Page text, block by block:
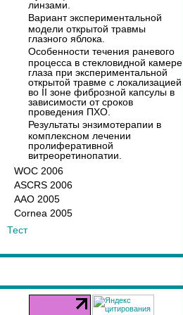
линзами.
Вариант экспериментальной
модели открытой травмы
глазного яблока.
Особенности течения раневого
процесса в стекловидной камере
глаза при экспериментальной
открытой травме с локализацией
во II зоне фиброзной капсулы в
зависимости от сроков
проведения ПХО.
Результаты энзимотерапии в
комплексном лечении
пролиферативной
витреоретинопатии.
WOC 2006
ASCRS 2006
AAO 2005
Cornea 2005
Тест